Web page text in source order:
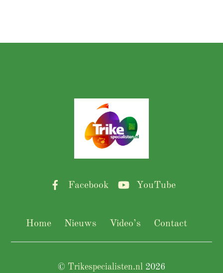
To
Top
Facebook YouTube
Home Nieuws Video’s Contact
© Trikespecialisten.nl 2026